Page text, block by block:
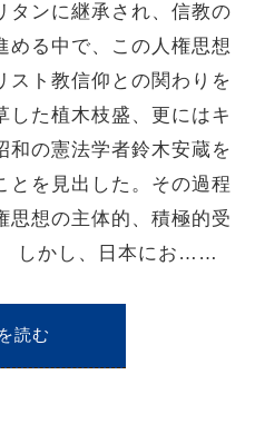
タンに継承され、信教の
める中で、この人権思想
スト教信仰との関わりを
した植木枝盛、更にはキ
和の憲法学者鈴木安蔵を
とを見出した。その過程
思想の主体的、積極的受
しかし、日本にお……
読む